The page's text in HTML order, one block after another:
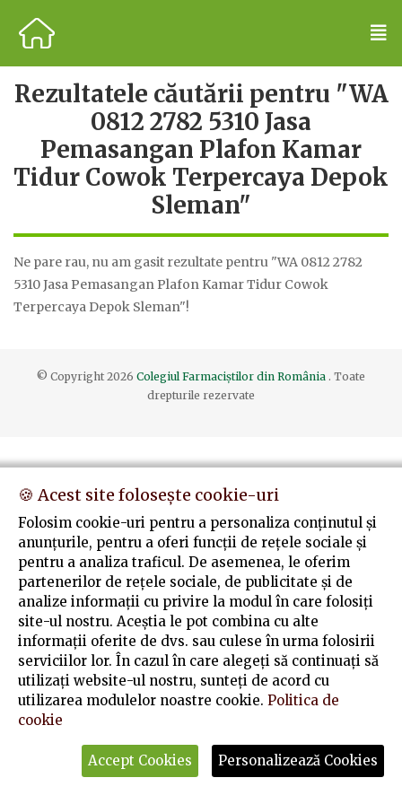
Rezultatele căutării pentru "WA
0812 2782 5310 Jasa
Pemasangan Plafon Kamar
Tidur Cowok Terpercaya Depok
Sleman"
Ne pare rau, nu am gasit rezultate pentru "WA 0812 2782
5310 Jasa Pemasangan Plafon Kamar Tidur Cowok
Terpercaya Depok Sleman"!
© Copyright 2026 Colegiul Farmaciștilor din România . Toate
drepturile rezervate
🍪 Acest site folosește cookie-uri
Folosim cookie-uri pentru a personaliza conținutul și
anunțurile, pentru a oferi funcții de rețele sociale și
pentru a analiza traficul. De asemenea, le oferim
partenerilor de rețele sociale, de publicitate și de
analize informații cu privire la modul în care folosiți
site-ul nostru. Aceștia le pot combina cu alte
informații oferite de dvs. sau culese în urma folosirii
serviciilor lor. În cazul în care alegeți să continuați să
utilizați website-ul nostru, sunteți de acord cu
utilizarea modulelor noastre cookie. Politica de
cookie
Accept Cookies Personalizează Cookies